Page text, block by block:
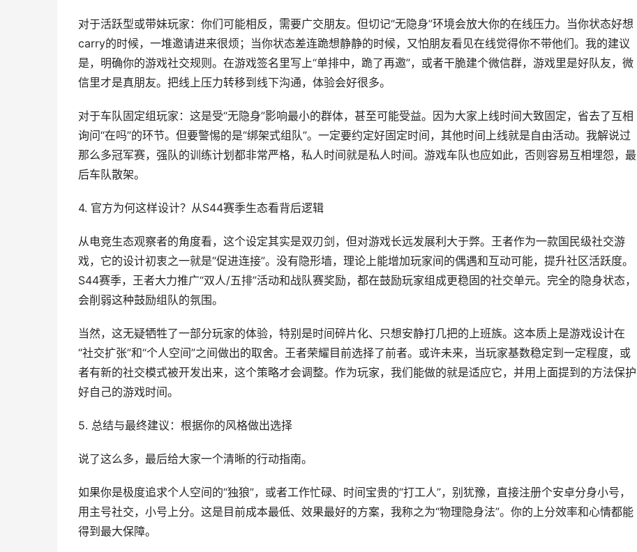
对于活跃型或带妹玩家：你们可能相反，需要广交朋友。但切记“无隐身”环境会放大你的在线压力。当你状态好想
carry的时候，一堆邀请进来很烦；当你状态差连跪想静静的时候，又怕朋友看见在线觉得你不带他们。我的建议
是，明确你的游戏社交规则。在游戏签名里写上“单排中，跪了再邀”，或者干脆建个微信群，游戏里是好队友，微
信里才是真朋友。把线上压力转移到线下沟通，体验会好很多。
对于车队固定组玩家：这是受“无隐身”影响最小的群体，甚至可能受益。因为大家上线时间大致固定，省去了互相
询问“在吗”的环节。但要警惕的是“绑架式组队”。一定要约定好固定时间，其他时间上线就是自由活动。我解说过
那么多冠军赛，强队的训练计划都非常严格，私人时间就是私人时间。游戏车队也应如此，否则容易互相埋怨，最
后车队散架。
4. 官方为何这样设计？从S44赛季生态看背后逻辑
从电竞生态观察者的角度看，这个设定其实是双刃剑，但对游戏长远发展利大于弊。王者作为一款国民级社交游
戏，它的设计初衷之一就是“促进连接”。没有隐形墙，理论上能增加玩家间的偶遇和互动可能，提升社区活跃度。
S44赛季，王者大力推广“双人/五排”活动和战队赛奖励，都在鼓励玩家组成更稳固的社交单元。完全的隐身状态，
会削弱这种鼓励组队的氛围。
当然，这无疑牺牲了一部分玩家的体验，特别是时间碎片化、只想安静打几把的上班族。这本质上是游戏设计在
“社交扩张”和“个人空间”之间做出的取舍。王者荣耀目前选择了前者。或许未来，当玩家基数稳定到一定程度，或
者有新的社交模式被开发出来，这个策略才会调整。作为玩家，我们能做的就是适应它，并用上面提到的方法保护
好自己的游戏时间。
5. 总结与最终建议：根据你的风格做出选择
说了这么多，最后给大家一个清晰的行动指南。
如果你是极度追求个人空间的“独狼”，或者工作忙碌、时间宝贵的“打工人”，别犹豫，直接注册个安卓分身小号，
用主号社交，小号上分。这是目前成本最低、效果最好的方案，我称之为“物理隐身法”。你的上分效率和心情都能
得到最大保障。